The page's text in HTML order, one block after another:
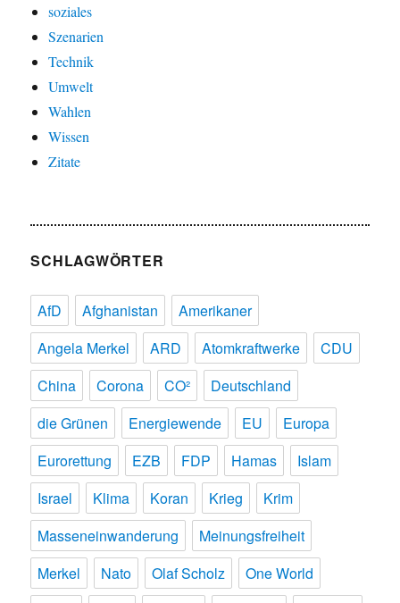
soziales
Szenarien
Technik
Umwelt
Wahlen
Wissen
Zitate
SCHLAGWÖRTER
AfD Afghanistan
Amerikaner
Angela Merkel
ARD Atomkraftwerke
CDU
China
Corona CO²
Deutschland
die Grünen
Energiewende EU
Europa
Eurorettung
EZB FDP Hamas
Islam
Israel
Klima Koran Krieg
Krim
Masseneinwanderung
Meinungsfreiheit
Merkel
Nato Olaf Scholz
One World